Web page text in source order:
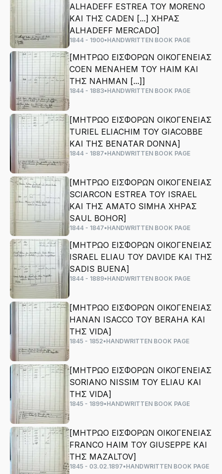
ALHADEFF ESTREA ΤΟΥ MORENO
ΚΑΙ ΤΗΣ CADEN [...] ΧΗΡΑΣ
ALHADEFF MERCADO]
1844 - 1900•HANDWRITTEN BOOK PAGE
[ΜΗΤΡΩΟ ΕΙΣΦΟΡΩΝ ΟΙΚΟΓΕΝΕΙΑΣ
COEN MENAHEM ΤΟΥ HAIM ΚΑΙ
ΤΗΣ NAHMAN [...]]
1844 - 1883•HANDWRITTEN BOOK PAGE
[ΜΗΤΡΩΟ ΕΙΣΦΟΡΩΝ ΟΙΚΟΓΕΝΕΙΑΣ
TURIEL ELIACHIM ΤΟΥ GIACOBBE
ΚΑΙ ΤΗΣ BENATAR DONNA]
1844 - 1887•HANDWRITTEN BOOK PAGE
[ΜΗΤΡΩΟ ΕΙΣΦΟΡΩΝ ΟΙΚΟΓΕΝΕΙΑΣ
SCIARCON ESTREA ΤΟΥ ISRAEL
ΚΑΙ ΤΗΣ AMATO SIMHA ΧΗΡΑΣ
SAUL BOHOR]
1844 - 1847•HANDWRITTEN BOOK PAGE
[ΜΗΤΡΩΟ ΕΙΣΦΟΡΩΝ ΟΙΚΟΓΕΝΕΙΑΣ
ISRAEL ELIAU ΤΟΥ DAVIDE ΚΑΙ ΤΗΣ
SADIS BUENA]
1844 - 1889•HANDWRITTEN BOOK PAGE
[ΜΗΤΡΩΟ ΕΙΣΦΟΡΩΝ ΟΙΚΟΓΕΝΕΙΑΣ
HANAN ISACCO ΤΟΥ BERAHA ΚΑΙ
ΤΗΣ VIDA]
1845 - 1852•HANDWRITTEN BOOK PAGE
[ΜΗΤΡΩΟ ΕΙΣΦΟΡΩΝ ΟΙΚΟΓΕΝΕΙΑΣ
SORIANO NISSIM ΤΟΥ ELIAU ΚΑΙ
ΤΗΣ VIDA]
1845 - 1899•HANDWRITTEN BOOK PAGE
[ΜΗΤΡΩΟ ΕΙΣΦΟΡΩΝ ΟΙΚΟΓΕΝΕΙΑΣ
FRANCO HAIM ΤΟΥ GIUSEPPE ΚΑΙ
ΤΗΣ MAZALTOV]
1845 - 03.02.1897•HANDWRITTEN BOOK PAGE